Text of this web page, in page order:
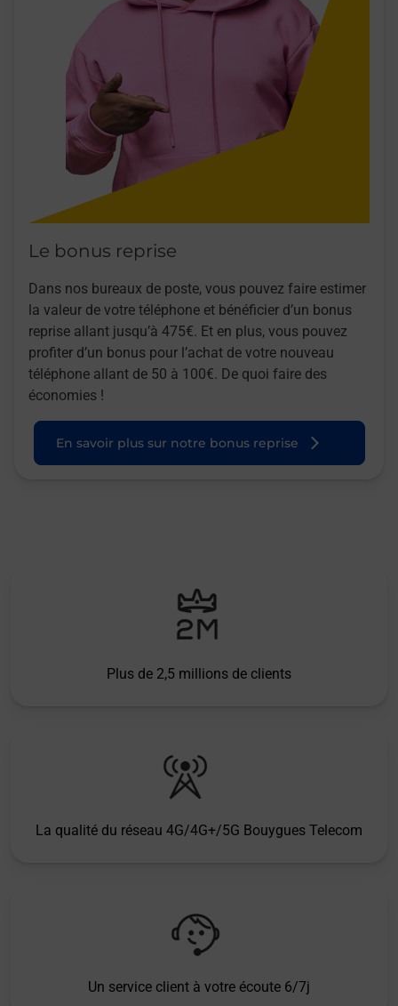
Le bonus reprise
Dans nos bureaux de poste, vous pouvez faire estimer
la valeur de votre téléphone et bénéficier d’un bonus
reprise allant jusqu’à 475€. Et en plus, vous pouvez
profiter d’un bonus pour l’achat de votre nouveau
téléphone allant de 50 à 100€. De quoi faire des
économies !
En savoir plus sur notre bonus reprise
Plus de 2,5 millions de clients
La qualité du réseau 4G/4G+/5G Bouygues Telecom
Un service client à votre écoute 6/7j